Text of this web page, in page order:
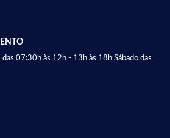
07:30h às 12h - 13h às 18h Sábado das